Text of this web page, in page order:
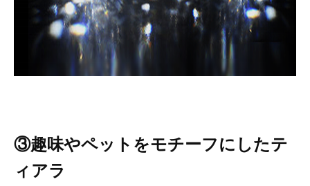
③趣味やペットをモチーフにしたテ
ィアラ